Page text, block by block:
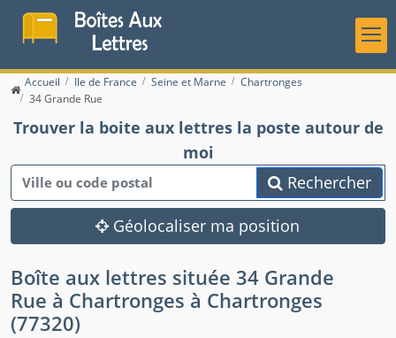
Accueil Ile de France Seine et Marne
Chartronges
34 Grande Rue
Trouver la boite aux lettres la poste autour de
moi
Rechercher
Géolocaliser ma position
Boîte aux lettres située 34 Grande
Rue à Chartronges à Chartronges
(77320)